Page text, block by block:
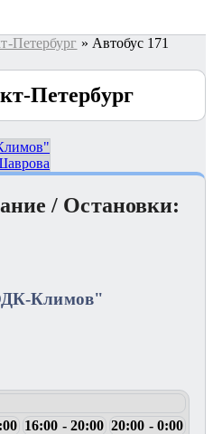
Петербург » Автобус 171
Петербург
/ Остановки:
Климов"
16:00 - 20:00 20:00 - 0:00